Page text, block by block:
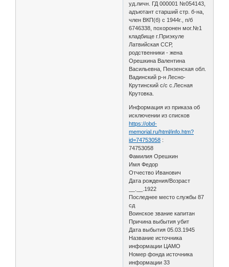
уд.личн. ГД 000001 №054143,
адъютант старший стр. б-на,
член ВКП(б) с 1944г., п/б
6746338, похоронен мог.№1
кладбище г.Приэкуле
Латвийская ССР,
родственники - жена
Орешкина Валентина
Васильевна, Пензенская обл.
Вадинский р-н Лесно-
Крутинский с/с с.Лесная
Крутовка.
Информация из приказа об
исключении из списков
https://obd-
memorial.ru/html/info.htm?
id=74753058 :
74753058
Фамилия Орешкин
Имя Федор
Отчество Иванович
Дата рождения/Возраст
__.__.1922
Последнее место службы 87
сд
Воинское звание капитан
Причина выбытия убит
Дата выбытия 05.03.1945
Название источника
информации ЦАМО
Номер фонда источника
информации 33